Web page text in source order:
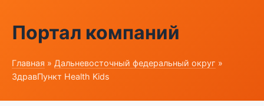
Портал компаний
Главная » Дальневосточный федеральный округ »
ЗдравПункт Health Kids